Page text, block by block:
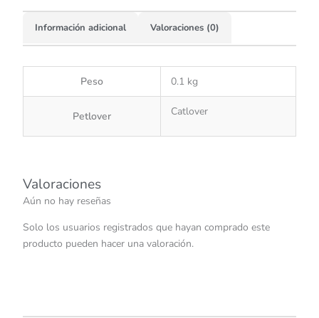
Información adicional Valoraciones (0)
Peso 0.1 kg
Petlover Catlover
Valoraciones
Aún no hay reseñas
Solo los usuarios registrados que hayan comprado este
producto pueden hacer una valoración.